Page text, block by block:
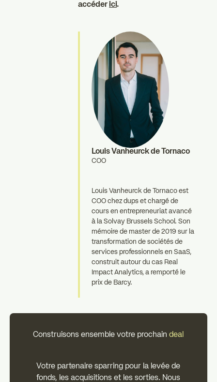
accéder ici.
Louis Vanheurck de Tornaco
COO
Louis Vanheurck de Tornaco est
COO chez dups et chargé de
cours en entrepreneuriat avancé
à la Solvay Brussels School. Son
mémoire de master de 2019 sur la
transformation de sociétés de
services professionnels en SaaS,
construit autour du cas Real
Impact Analytics, a remporté le
prix de Barcy.
Construisons ensemble votre prochaindeal
Votre partenaire sparring pour la levée de
fonds, les acquisitions et les sorties. Nous